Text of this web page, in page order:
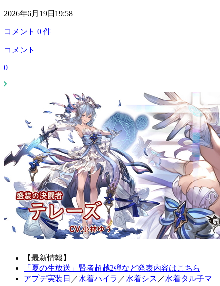
2026年6月19日19:58
コメント 0 件
コメント
0
【最新情報】
「夏の生放送」賢者超越2弾など発表内容はこちら
アプデ実装日 ／水着ハイラ ／水着シス ／水着タル子マ